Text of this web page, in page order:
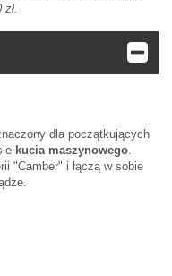
zł
dla początkujących
kucia maszynowego
"Camber" i łączą w sobie